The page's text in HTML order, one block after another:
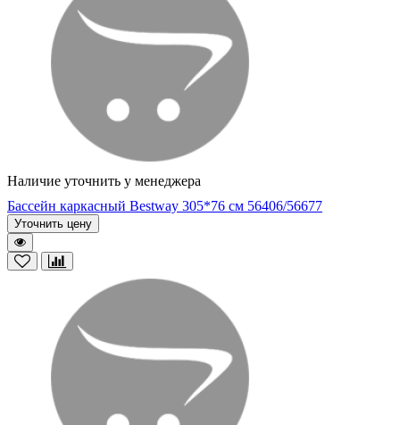
Наличие уточнить у менеджера
Бассейн каркасный Bestway 305*76 см 56406/56677
Уточнить цену